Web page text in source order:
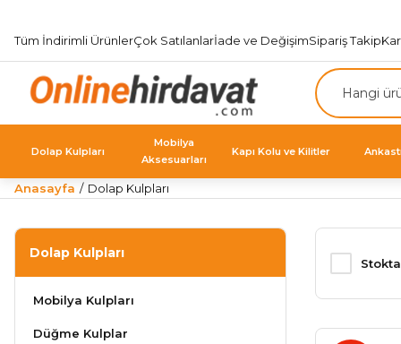
Tüm İndirimli ÜrünlerÇok Satılanlarİade ve DeğişimSipariş Takip
Dolap Kulpları
Mobilya
Aksesuarları
Kapı Kolu ve Kilitler
Anasayfa Dolap Kulpları
Dolap Kulpları
Mobilya Kulpları
Düğme Kulplar